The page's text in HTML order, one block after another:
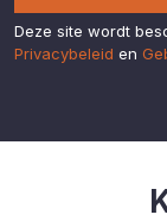
Deze site wordt
Privacybeleid en